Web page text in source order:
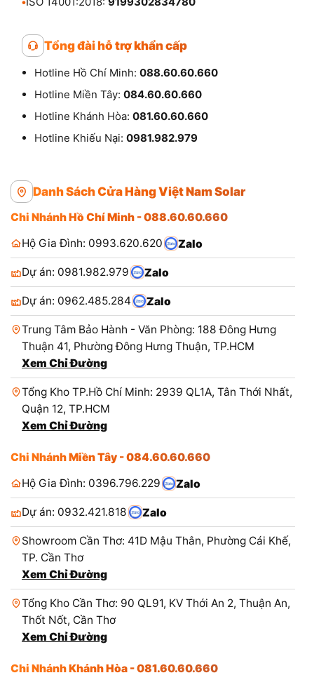
Tổng đài hỗ trợ khẩn cấp
Hotline Hồ Chí Minh: 088.60.60.660
Hotline Miền Tây: 084.60.60.660
Hotline Khánh Hòa: 081.60.60.660
Hotline Khiếu Nại: 0981.982.979
Danh Sách Cửa Hàng Việt Nam Solar
Chi Nhánh Hồ Chí Minh - 088.60.60.660
Hộ Gia Đình: 0993.620.620
Zalo
Dự án: 0981.982.979 Zalo
Dự án: 0962.485.284 Zalo
Trung Tâm Bảo Hành - Văn Phòng: 188 Đông Hưng
Thuận 41, Phường Đông Hưng Thuận, TP.HCM
Xem Chỉ Đường
Tổng Kho TP.Hồ Chí Minh: 2939 QL1A, Tân Thới Nhất,
Quận 12, TP.HCM
Xem Chỉ Đường
Chi Nhánh Miền Tây - 084.60.60.660
Hộ Gia Đình: 0396.796.229
Zalo
Dự án: 0932.421.818 Zalo
Showroom Cần Thơ: 41D Mậu Thân, Phường Cái Khế,
TP. Cần Thơ
Xem Chỉ Đường
Tổng Kho Cần Thơ: 90 QL91, KV Thới An 2, Thuận An,
Thốt Nốt, Cần Thơ
Xem Chỉ Đường
Chi Nhánh Khánh Hòa - 081.60.60.660